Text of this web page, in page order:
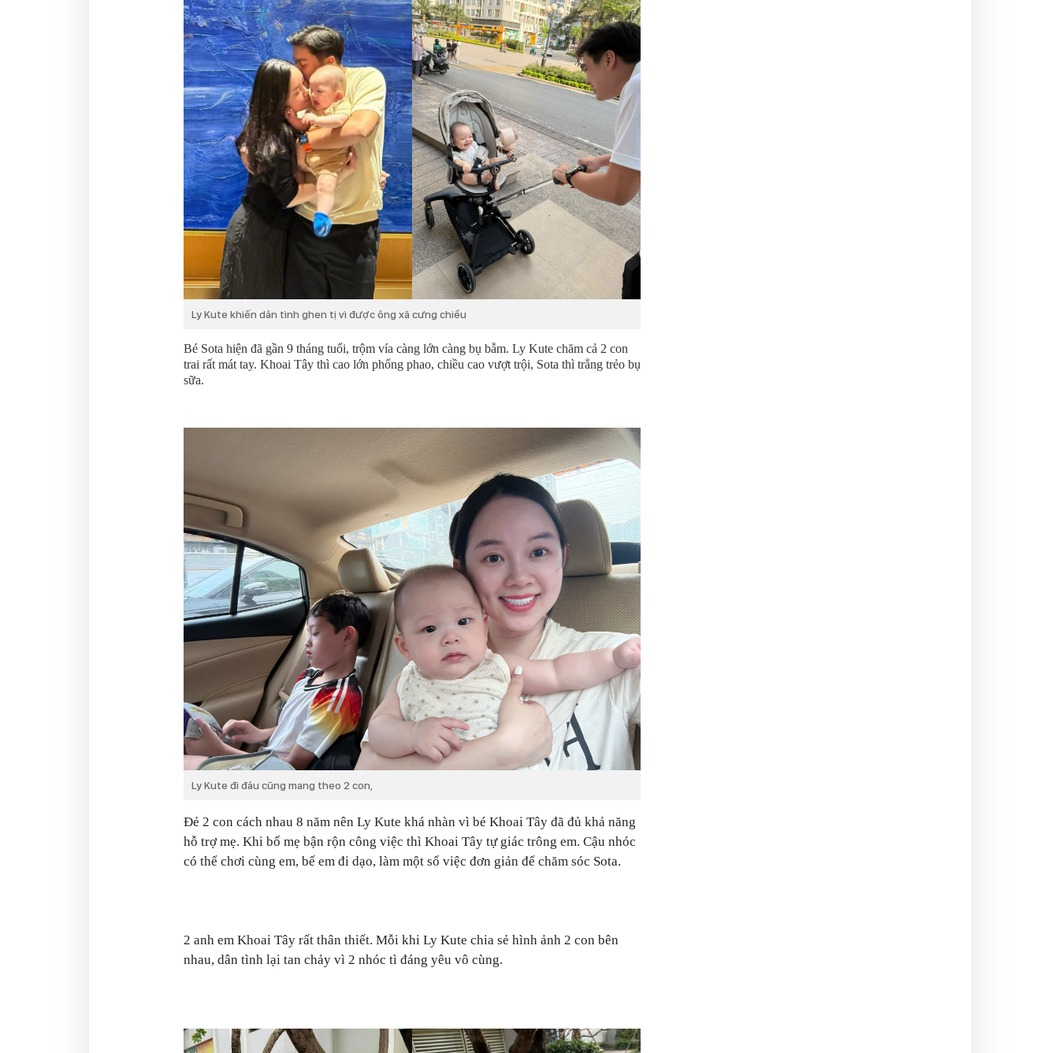
Ly Kute khiến dân tình ghen tị vì được ông xã cưng chiều
Bé Sota hiện đã gần 9 tháng tuổi, trộm vía càng lớn càng bụ bẫm. Ly Kute chăm cả 2 con
trai rất mát tay. Khoai Tây thì cao lớn phổng phao, chiều cao vượt trội, Sota thì trắng trẻo bụ
sữa.
Ly Kute đi đâu cũng mang theo 2 con,
Đẻ 2 con cách nhau 8 năm nên Ly Kute khá nhàn vì bé Khoai Tây đã đủ khả năng
hỗ trợ mẹ. Khi bố mẹ bận rộn công việc thì Khoai Tây tự giác trông em. Cậu nhóc
có thể chơi cùng em, bế em đi dạo, làm một số việc đơn giản để chăm sóc Sota.
2 anh em Khoai Tây rất thân thiết. Mỗi khi Ly Kute chia sẻ hình ảnh 2 con bên
nhau, dân tình lại tan chảy vì 2 nhóc tì đáng yêu vô cùng.